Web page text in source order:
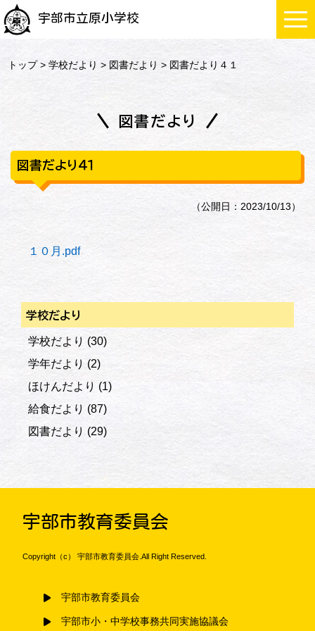
宇部市立原小学校
トップ>学校だより > 図書だより > 図書だより４１
図書だより
図書だより４１
（公開日：2023/10/13）
１０月.pdf
学校だより
学校だより (30)
学年だより (2)
ほけんだより (1)
給食だより (87)
図書だより (29)
宇部市教育委員会
Copyright（c） 宇部市教育委員会.All Right Reserved.
宇部市教育委員会
宇部市小・中学校事務共同実施協議会